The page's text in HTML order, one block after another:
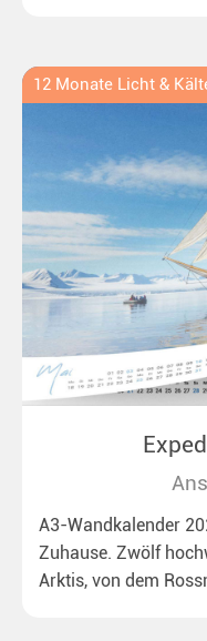
12 Monate Licht &
A3-Wandkalender
Zuhause. Zwölf
Arktis, von dem